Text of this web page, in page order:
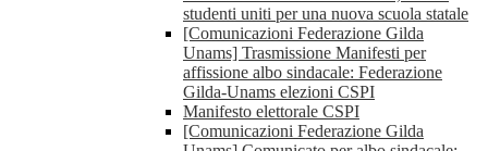
studenti uniti per una nuova scuola statale
[Comunicazioni Federazione Gilda
Unams] Trasmissione Manifesti per
affissione albo sindacale: Federazione
Gilda-Unams elezioni CSPI
Manifesto elettorale CSPI
[Comunicazioni Federazione Gilda